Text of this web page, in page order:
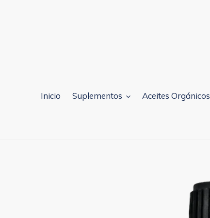
Inicio Suplementos Aceites Orgánicos